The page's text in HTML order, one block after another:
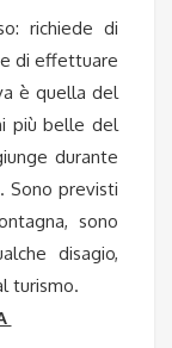
richiede di
di effettuare
è quella del
più belle del
durante
previsti
sono
disagio,
turismo.